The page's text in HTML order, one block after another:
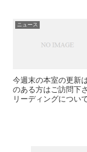
ニュース
今週末の本室の更新
のある方はご訪問下
リーディングについ